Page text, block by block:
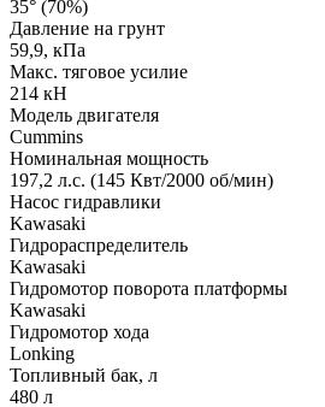
35° (70%)
Давление на грунт
59,9, кПа
Макс. тяговое усилие
214 кН
Модель двигателя
Cummins
Номинальная мощность
197,2 л.с. (145 Квт/2000 об/мин)
Насос гидравлики
Kawasaki
Гидрораспределитель
Kawasaki
Гидромотор поворота платформы
Kawasaki
Гидромотор хода
Lonking
Топливный бак, л
480 л